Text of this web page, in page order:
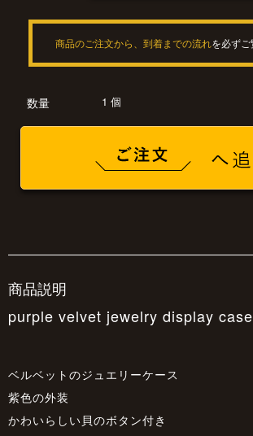
商品のご注文から、到着までの流れを必ずご
数量 1 個
商品説明
purple velvet jewelry display case
ベルベットのジュエリーケース
紫色の外装
かわいらしい貝のボタン付き